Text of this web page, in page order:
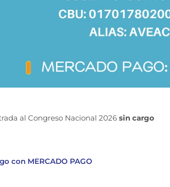
al Congreso Nacional 2026 sin cargo
con MERCADO PAGO